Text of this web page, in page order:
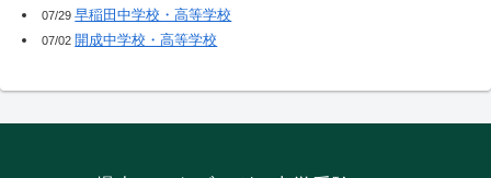
07/29早稲田中学校・高等学校
07/02 開成中学校・高等学校